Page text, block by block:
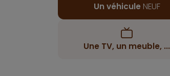
Un véhicule NEUF
Une TV, un meuble, ...